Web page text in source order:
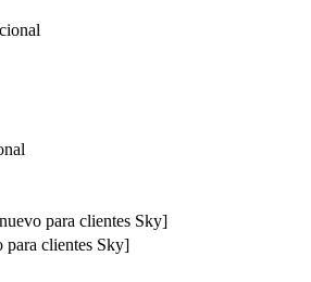
para clientes Sky]
clientes Sky]